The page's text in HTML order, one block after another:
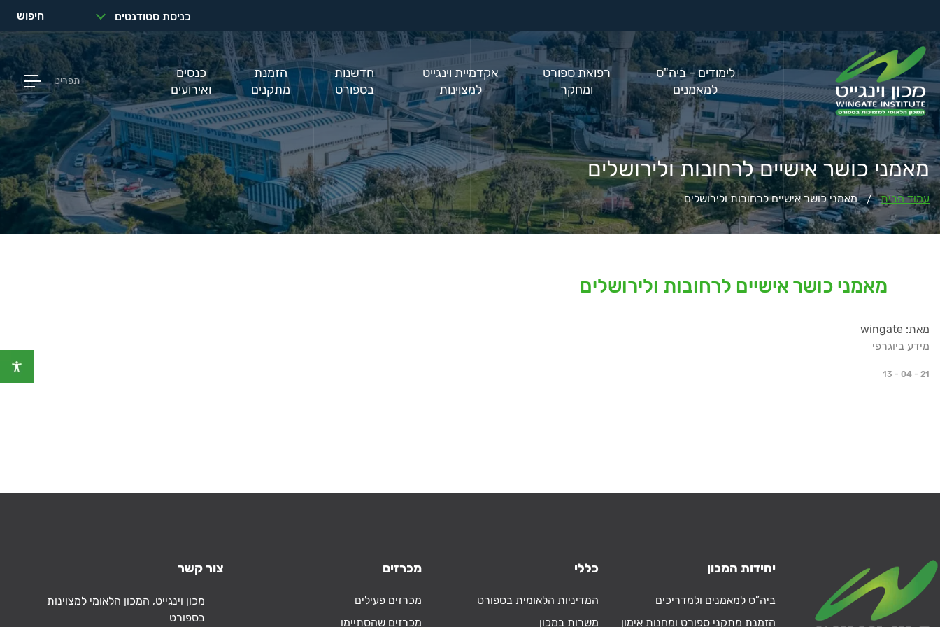
כניסת סטודנטים חיפוש
לימודים – ביה"ס
למאמנים
רפואת ספורט
ומחקר
אקדמיית וינגייט
למצוינות
חדשנות
בספורט
הזמנת
מתקנים
כנסים
ואירועים
תפריט
מאמני כושר אישיים לרחובות ולירושלים
עמוד הבית / מאמני כושר אישיים לרחובות ולירושלים
מאמני כושר אישיים לרחובות ולירושלים
מאת: wingate
מידע ביוגרפי
13 - 04 - 21
יחידות המכון
ביה”ס למאמנים ולמדריכים
הזמנת מתקני ספורט ומחנות אימון
כללי
המדיניות הלאומית בספורט
משרות במכון
מכרזים
מכרזים פעילים
מכרזים שהסתיימו
צור קשר
כתובת
מכון וינגייט, המכון הלאומי למצוינות
בספורט